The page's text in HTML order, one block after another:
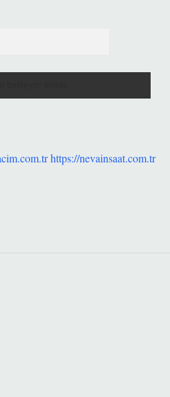
https://nevainsaat.com.tr